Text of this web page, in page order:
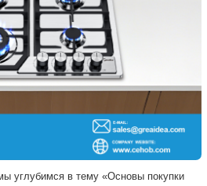
углубимся в тему «Основы покупки